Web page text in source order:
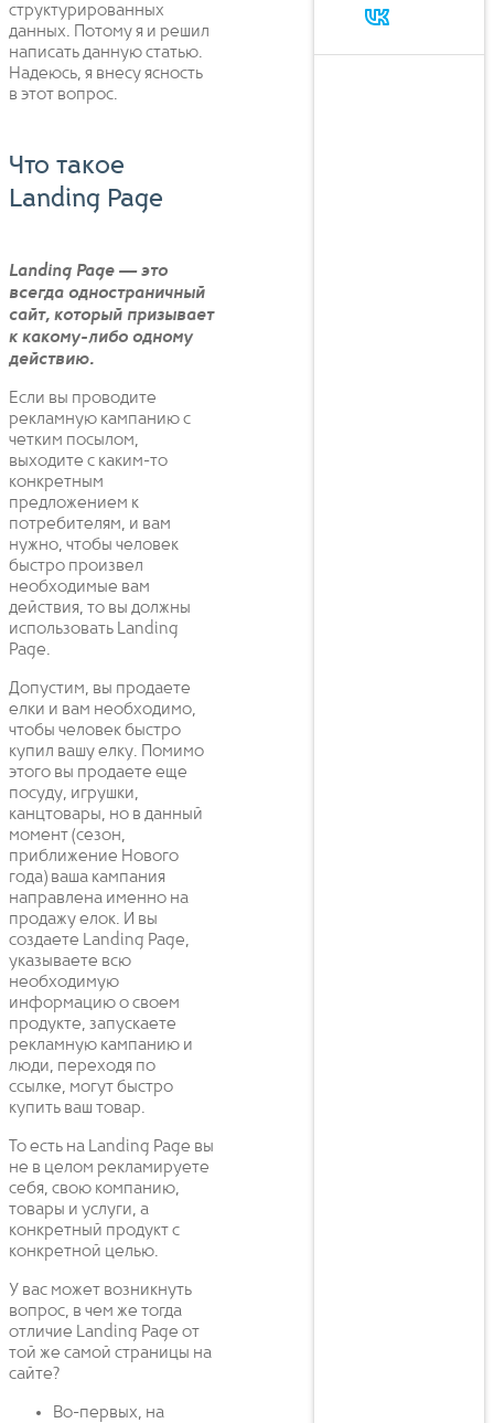
структурированных
данных. Потому я и решил
написать данную статью.
Надеюсь, я внесу ясность
в этот вопрос.
Что такое
Landing Page
Landing Page — это
всегда одностраничный
сайт, который призывает
к какому-либо одному
действию.
Если вы проводите
рекламную кампанию с
четким посылом,
выходите с каким-то
конкретным
предложением к
потребителям, и вам
нужно, чтобы человек
быстро произвел
необходимые вам
действия, то вы должны
использовать Landing
Page.
Допустим, вы продаете
елки и вам необходимо,
чтобы человек быстро
купил вашу елку. Помимо
этого вы продаете еще
посуду, игрушки,
канцтовары, но в данный
момент (сезон,
приближение Нового
года) ваша кампания
направлена именно на
продажу елок. И вы
создаете Landing Page,
указываете всю
необходимую
информацию о своем
продукте, запускаете
рекламную кампанию и
люди, переходя по
ссылке, могут быстро
купить ваш товар.
То есть на Landing Page вы
не в целом рекламируете
себя, свою компанию,
товары и услуги, а
конкретный продукт с
конкретной целью.
У вас может возникнуть
вопрос, в чем же тогда
отличие Landing Page от
той же самой страницы на
сайте?
Во-первых, на